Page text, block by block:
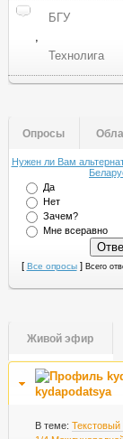
БГУ
,
Технолига
Опросы
Нужен ли Вам
Да
Нет
Зачем?
Мне всеравно
[ Все опросы] Всего
Живой эфир
kydapodatsya
В теме: Текстовый